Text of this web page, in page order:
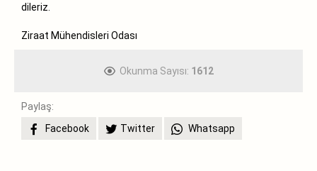
dileriz.
Ziraat Mühendisleri Odası
Okunma Sayısı: 1612
Paylaş:
Facebook
Twitter Whatsapp